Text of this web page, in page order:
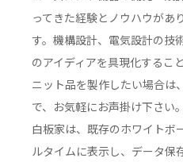
ってきた経験とノウハウがあ
す。機構設計、電気設計の技
のアイディアを具現化するこ
ニット品を製作したい場合は
で、お気軽にお声掛け下さい
白板家は、既存のホワイトボ
ルタイムに表示し、データ保